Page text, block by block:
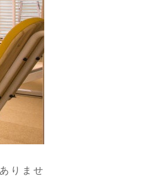
りませ